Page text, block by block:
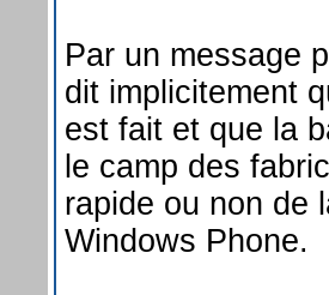
Par un message
dit implicitement
est fait et que la
le camp des
rapide ou non de
Windows Phone.